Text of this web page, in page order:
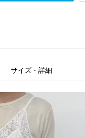
サイズ・詳細